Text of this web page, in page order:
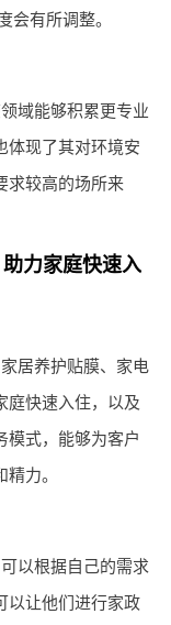
有所调整。
域能够积累更专业
体现了其对环境安
求较高的场所来
力家庭快速入
居养护贴膜、家电
庭快速入住，以及
模式，能够为客户
力。
以根据自己的需求
以让他们进行家政